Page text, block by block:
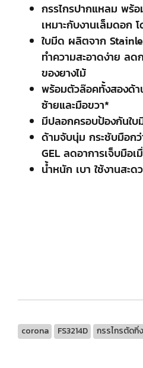
กรรไกรปากแหลม พร้
เหมาะกับงานเล็มดอก
ใบมีด ผลิตจาก
ทำความสะอาดง่าย ลด
ของยางไม้
พร้อมตัวล๊อคทั้งสองด้า
ซ้ายและมือขวา*
มีปลอกครอบป้องกันใบ
ด้ามจับนุ่ม กระชับมือก
GEL ลดอาการเจ็บมือเ
น้ำหนัก เบา ใช้งานสะด
corona FS3214D กรรไกรตัดกิ่